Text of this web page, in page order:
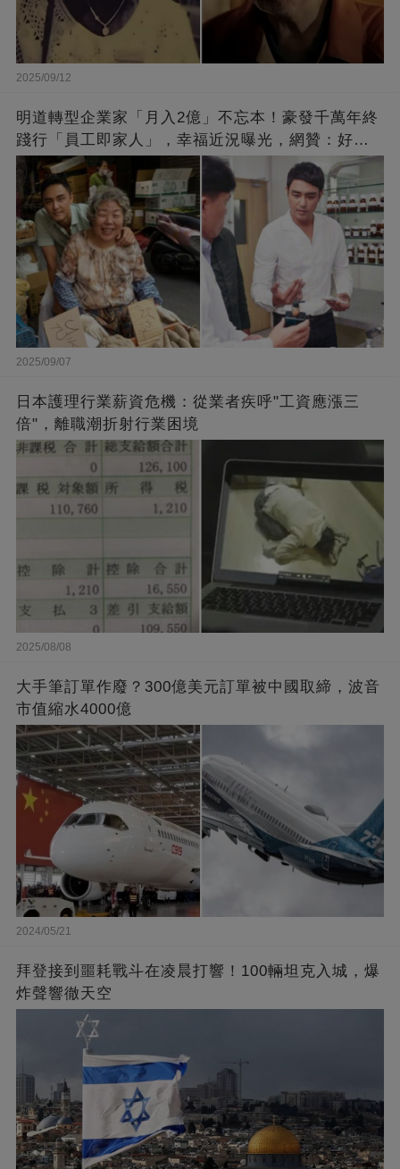
2025/09/12
明道轉型企業家「月入2億」不忘本！豪發千萬年終
踐行「員工即家人」，幸福近況曝光，網贊：好老
闆的福報
2025/09/07
日本護理行業薪資危機：從業者疾呼"工資應漲三
倍"，離職潮折射行業困境
2025/08/08
大手筆訂單作廢？300億美元訂單被中國取締，波音
市值縮水4000億
2024/05/21
拜登接到噩耗戰斗在凌晨打響！100輛坦克入城，爆
炸聲響徹天空